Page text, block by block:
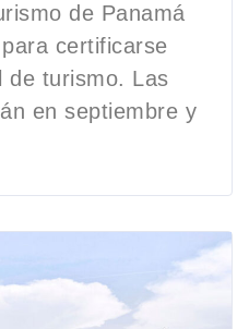
de Panamá
certificarse
de turismo. Las
en septiembre y